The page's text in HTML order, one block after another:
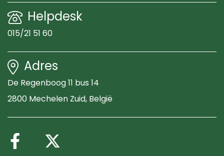
Helpdesk
015/21 51 60
Adres
De Regenboog 11 bus 14
2800 Mechelen Zuid, België
Volg ons op Facebook